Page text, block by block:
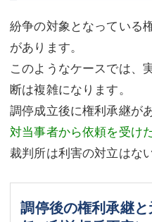
紛争の対象となっている
があります。
このようなケースでは、
断は複雑になります。
調停成立後に権利承継が
対当事者から依頼を受け
裁判所は利害の対立はな
調停後の権利承継